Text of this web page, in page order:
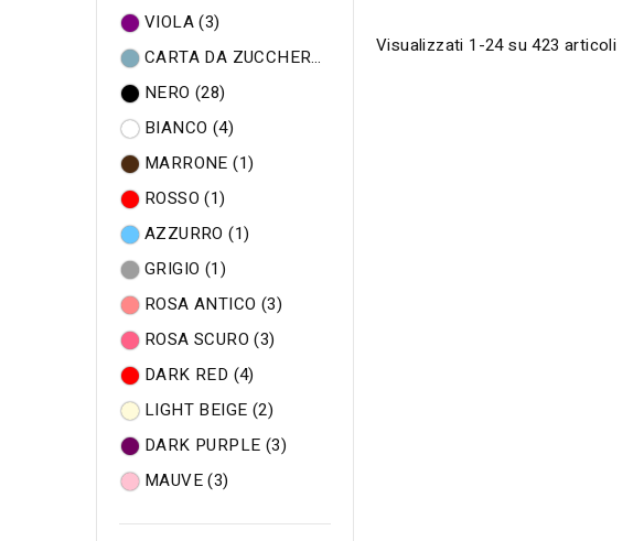
VIOLA(3)
CARTA DA ZUCCHERO
NERO (28)
BIANCO (4)
MARRONE(1)
ROSSO(1)
AZZURRO(1)
GRIGIO (1)
ROSA ANTICO (3)
ROSA SCURO(3)
DARK RED (4)
LIGHT BEIGE (2)
DARK PURPLE (3)
MAUVE(3)
Visualizzati 1-24 su 423 articoli